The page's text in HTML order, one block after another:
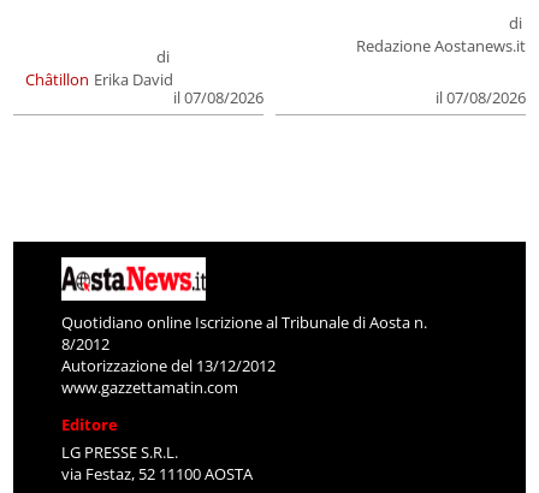
Châtillon
di
Erika David
il 07/08/2026
di
Redazione Aostanews.it
il 07/08/2026
Quotidiano online Iscrizione al Tribunale di Aosta n.
8/2012
Autorizzazione del 13/12/2012
www.gazzettamatin.com
Editore
LG PRESSE S.R.L.
via Festaz, 52 11100 AOSTA